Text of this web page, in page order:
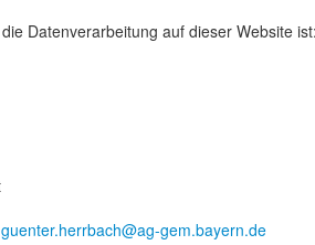
Datenverarbeitung auf dieser Website
guenter.herrbach@ag-gem.bayern.de